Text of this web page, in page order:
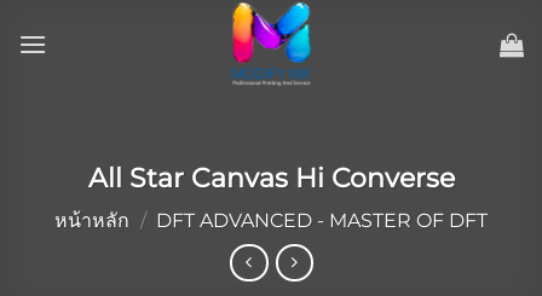
All Star Canvas Hi Converse
หน้าหลัก / DFT ADVANCED - MASTER OF DFT